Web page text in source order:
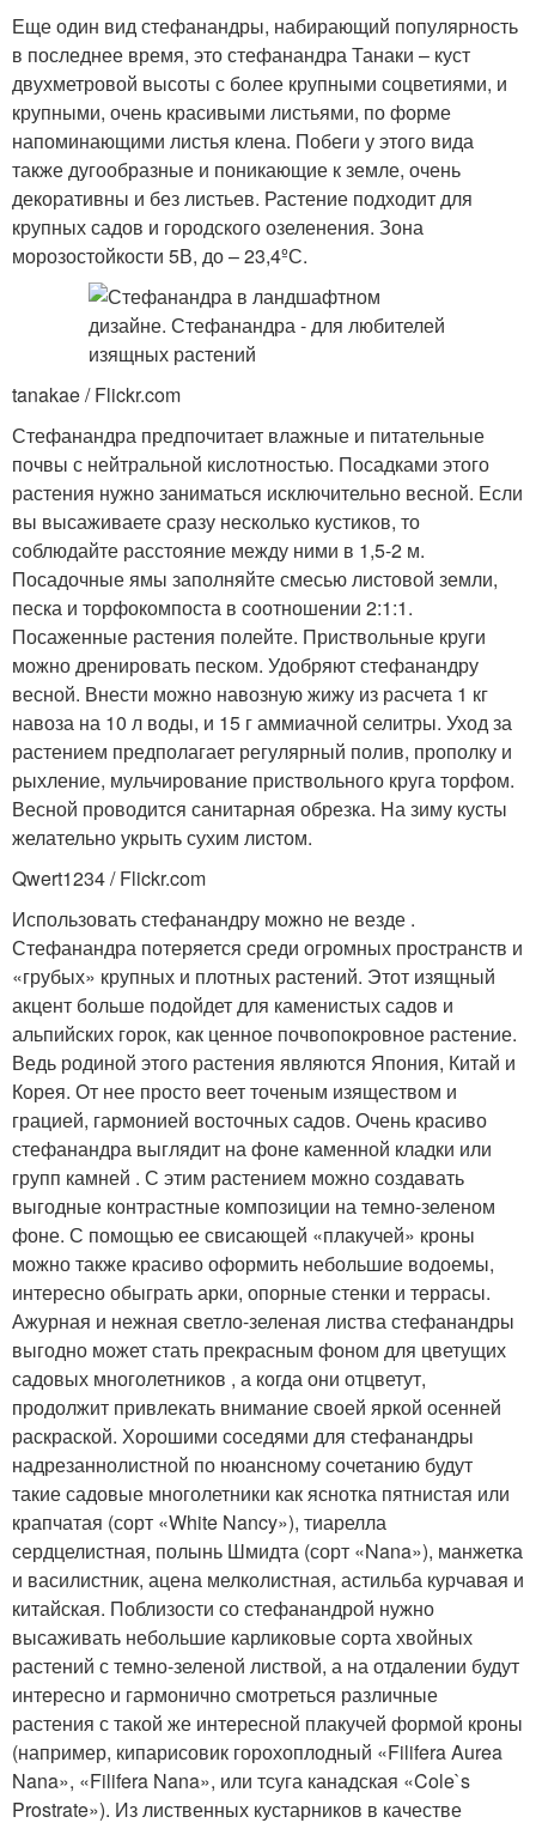
Еще один вид стефанандры, набирающий популярность
в последнее время, это стефанандра Танаки – куст
двухметровой высоты с более крупными соцветиями, и
крупными, очень красивыми листьями, по форме
напоминающими листья клена. Побеги у этого вида
также дугообразные и поникающие к земле, очень
декоративны и без листьев. Растение подходит для
крупных садов и городского озеленения. Зона
морозостойкости 5В, до – 23,4ºС.
tanakae / Flickr.com
Стефанандра предпочитает влажные и питательные
почвы с нейтральной кислотностью. Посадками этого
растения нужно заниматься исключительно весной. Если
вы высаживаете сразу несколько кустиков, то
соблюдайте расстояние между ними в 1,5-2 м.
Посадочные ямы заполняйте смесью листовой земли,
песка и торфокомпоста в соотношении 2:1:1.
Посаженные растения полейте. Приствольные круги
можно дренировать песком. Удобряют стефанандру
весной. Внести можно навозную жижу из расчета 1 кг
навоза на 10 л воды, и 15 г аммиачной селитры. Уход за
растением предполагает регулярный полив, прополку и
рыхление, мульчирование приствольного круга торфом.
Весной проводится санитарная обрезка. На зиму кусты
желательно укрыть сухим листом.
Qwert1234 / Flickr.com
Использовать стефанандру можно не везде .
Стефанандра потеряется среди огромных пространств и
«грубых» крупных и плотных растений. Этот изящный
акцент больше подойдет для каменистых садов и
альпийских горок, как ценное почвопокровное растение.
Ведь родиной этого растения являются Япония, Китай и
Корея. От нее просто веет точеным изяществом и
грацией, гармонией восточных садов. Очень красиво
стефанандра выглядит на фоне каменной кладки или
групп камней . С этим растением можно создавать
выгодные контрастные композиции на темно-зеленом
фоне. С помощью ее свисающей «плакучей» кроны
можно также красиво оформить небольшие водоемы,
интересно обыграть арки, опорные стенки и террасы.
Ажурная и нежная светло-зеленая листва стефанандры
выгодно может стать прекрасным фоном для цветущих
садовых многолетников , а когда они отцветут,
продолжит привлекать внимание своей яркой осенней
раскраской. Хорошими соседями для стефанандры
надрезаннолистной по нюансному сочетанию будут
такие садовые многолетники как яснотка пятнистая или
крапчатая (сорт «White Nancy»), тиарелла
сердцелистная, полынь Шмидта (сорт «Nana»), манжетка
и василистник, ацена мелколистная, астильба курчавая и
китайская. Поблизости со стефанандрой нужно
высаживать небольшие карликовые сорта хвойных
растений с темно-зеленой листвой, а на отдалении будут
интересно и гармонично смотреться различные
растения с такой же интересной плакучей формой кроны
(например, кипарисовик горохоплодный «Filifera Aurea
Nana», «Filifera Nana», или тсуга канадская «Cole`s
Prostrate»). Из лиственных кустарников в качестве